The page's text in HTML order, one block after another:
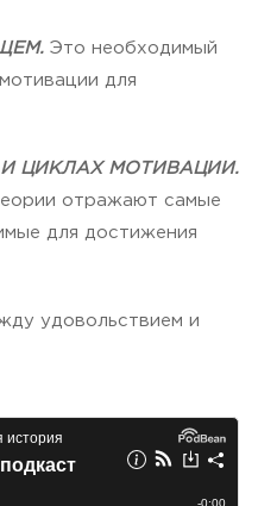
Это необходимый
для
ЦИКЛАХ МОТИВАЦИИ.
отражают самые
для достижения
удовольствием и